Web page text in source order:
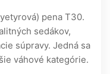
pena T30.
sedákov,
súpravy. Jedná sa
váhové kategórie.